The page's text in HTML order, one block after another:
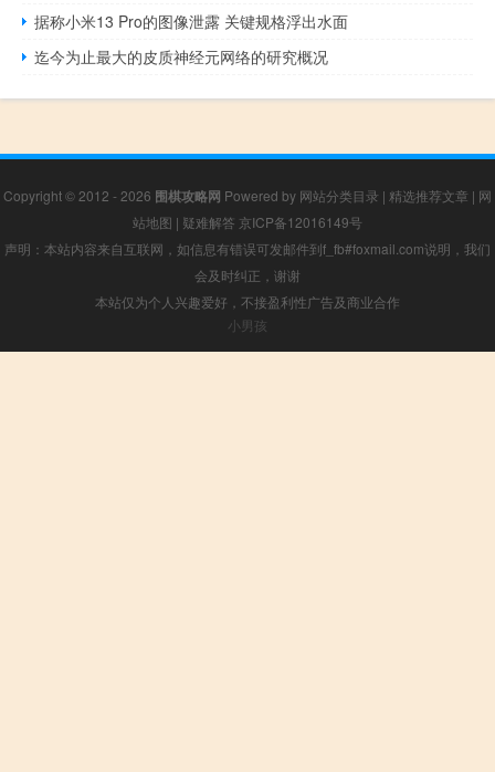
据称小米13 Pro的图像泄露 关键规格浮出水面
迄今为止最大的皮质神经元网络的研究概况
Copyright © 2012 - 2026 围棋攻略网 Powered by 网站分类目录 | 精选推荐文章 | 网
站地图 | 疑难解答 京ICP备12016149号
声明：本站内容来自互联网，如信息有错误可发邮件到f_fb#foxmail.com说明，我们
会及时纠正，谢谢
本站仅为个人兴趣爱好，不接盈利性广告及商业合作
小男孩